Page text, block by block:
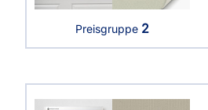
Preisgruppe 2